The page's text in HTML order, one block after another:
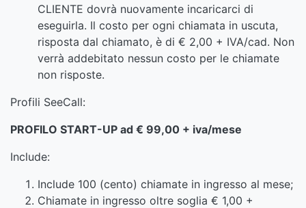
CLIENTE dovrà nuovamente incaricarci di
eseguirla. Il costo per ogni chiamata in uscuta,
risposta dal chiamato, è di € 2,00 + IVA/cad. Non
verrà addebitato nessun costo per le chiamate
non risposte.
Profili SeeCall:
PROFILO START-UP ad € 99,00 + iva/mese
Include:
Include 100 (cento) chiamate in ingresso al mese;
Chiamate in ingresso oltre soglia € 1,00 +